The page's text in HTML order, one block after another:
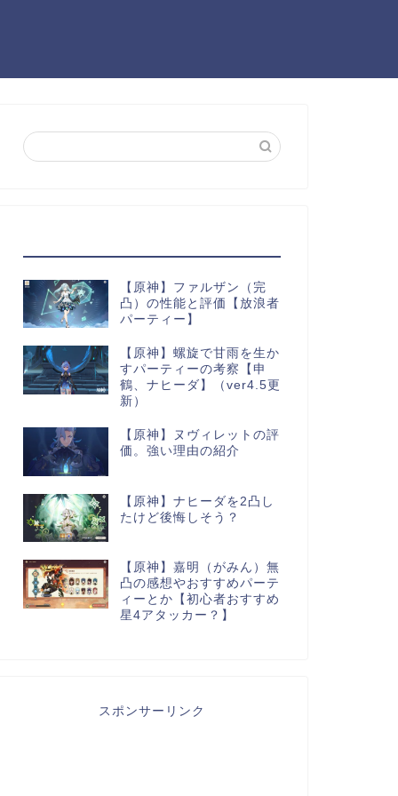
【原神】ファルザン（完
凸）の性能と評価【放浪者
パーティー】
【原神】螺旋で甘雨を生か
すパーティーの考察【申
鶴、ナヒーダ】（ver4.5更
新）
【原神】ヌヴィレットの評
価。強い理由の紹介
【原神】ナヒーダを2凸し
たけど後悔しそう？
【原神】嘉明（がみん）無
凸の感想やおすすめパーテ
ィーとか【初心者おすすめ
星4アタッカー？】
スポンサーリンク